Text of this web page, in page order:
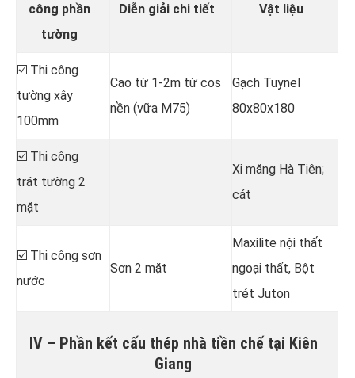
công phần
tường
Diễn giải chi tiết Vật liệu
☑️ Thi công
tường xây
100mm
Cao từ 1-2m từ cos
nền (vữa M75)
Gạch Tuynel
80x80x180
☑️ Thi công
trát tường 2
mặt
Xi măng Hà Tiên;
cát
☑️ Thi công sơn
nước
Sơn 2 mặt
Maxilite nội thất
ngoại thất, Bột
trét Juton
IV – Phần kết cấu thép nhà tiền chế tại Kiên
Giang